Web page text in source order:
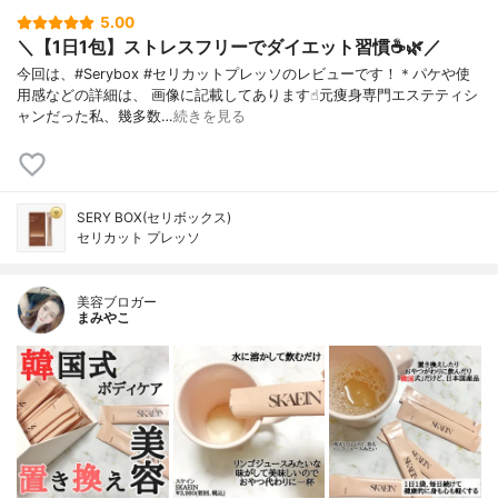
5.00
＼【1日1包】ストレスフリーでダイエット習慣☕️🌿／
今回は、#Serybox #セリカットプレッソのレビューです！＊パケや使
用感などの詳細は、 画像に記載してあります☝︎元痩身専門エステティシ
ャンだった私、幾多数…続きを見る
SERY BOX(セリボックス)
セリカット プレッソ
美容ブロガー
まみやこ